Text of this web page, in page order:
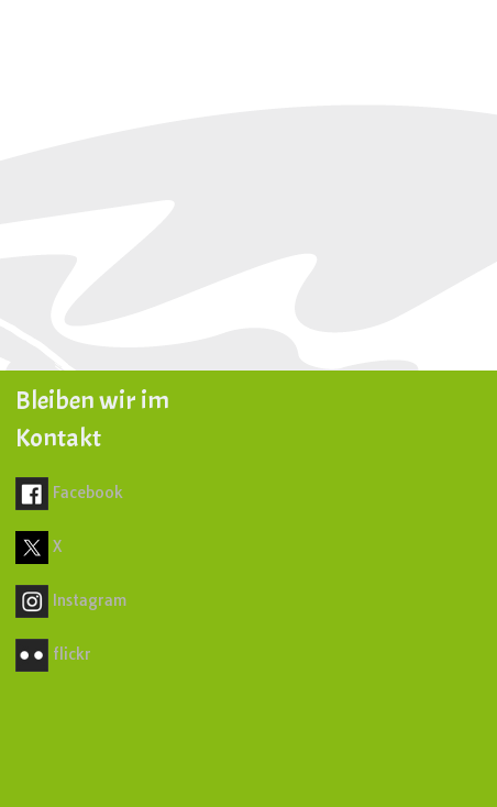
Bleiben wir im
Kontakt
Facebook
X
Instagram
flickr